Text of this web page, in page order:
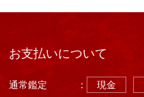
達
注
し
ま
お支払いについて
通常鑑定 ： 現金